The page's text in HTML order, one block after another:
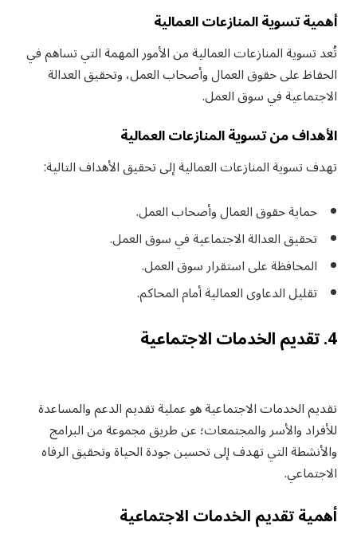
أهمية تسوية المنازعات العمالية
تُعد تسوية المنازعات العمالية من الأمور المهمة التي تساهم في
الحفاظ على حقوق العمال وأصحاب العمل، وتحقيق العدالة
الاجتماعية في سوق العمل.
الأهداف من تسوية المنازعات العمالية
تهدف تسوية المنازعات العمالية إلى تحقيق الأهداف التالية:
حماية حقوق العمال وأصحاب العمل.
تحقيق العدالة الاجتماعية في سوق العمل.
المحافظة على استقرار سوق العمل.
تقليل الدعاوى العمالية أمام المحاكم.
4. تقديم الخدمات الاجتماعية
تقديم الخدمات الاجتماعية هو عملية تقديم الدعم والمساعدة
للأفراد والأسر والمجتمعات؛ عن طريق مجموعة من البرامج
والأنشطة التي تهدف إلى تحسين جودة الحياة وتحقيق الرفاه
الاجتماعي.
أهمية تقديم الخدمات الاجتماعية